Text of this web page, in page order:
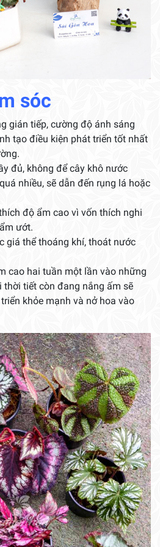
sóc
gián tiếp, cường độ ánh sáng
tạo điều kiện phát triển tốt nhất
đủ, không để cây khô nước
nhiều, sẽ dẫn đến rụng lá hoặc
độ ẩm cao vì vốn thích nghi
ướt.
giá thể thoáng khí, thoát nước
cao hai tuần một lần vào những
thời tiết còn đang nắng ấm sẽ
khỏe mạnh và nở hoa vào